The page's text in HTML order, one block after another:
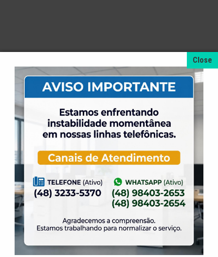
Grupo 1º lugar
2º
lugar
3º lugar Abacaxi
Zanchetta Shiley
Dalva
Sardá
Dalva
Scheneide
B Sônia Neuza Manaus Marilde
Roseli Elza
Lucia
Leite
Beckhauser